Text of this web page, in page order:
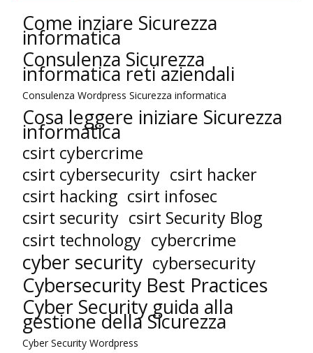
Come inziare Sicurezza
informatica
Consulenza Sicurezza
informatica reti aziendali
Consulenza Wordpress Sicurezza informatica
Cosa leggere iniziare Sicurezza
informatica
csirt cybercrime
csirt cybersecurity csirt hacker
csirt hacking csirt infosec
csirt security csirt Security Blog
csirt technology cybercrime
cyber security cybersecurity
Cybersecurity Best Practices
Cyber Security guida alla
gestione della Sicurezza
Cyber Security Wordpress